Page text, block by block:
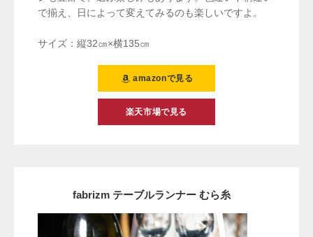
で揃え、日によって変えてみるのも楽しいですよ。
サイズ：縦32㎝×横135㎝
amazonで見る
楽天市場で見る
fabrizm テーブルランナー むら糸